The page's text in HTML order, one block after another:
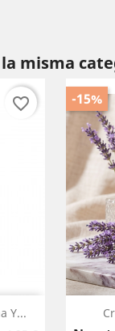
misma
Y...
favorite_border -15%